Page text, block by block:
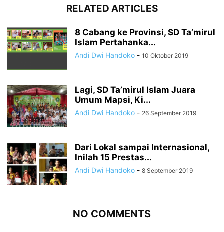
RELATED ARTICLES
8 Cabang ke Provinsi, SD Ta’mirul
Islam Pertahanka...
Andi Dwi Handoko - 10 Oktober 2019
Lagi, SD Ta’mirul Islam Juara
Umum Mapsi, Ki...
Andi Dwi Handoko - 26 September 2019
Dari Lokal sampai Internasional,
Inilah 15 Prestas...
Andi Dwi Handoko - 8 September 2019
NO COMMENTS